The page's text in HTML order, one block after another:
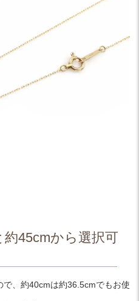
45cmから選択可
、約40cmは約36.5cmでもお使